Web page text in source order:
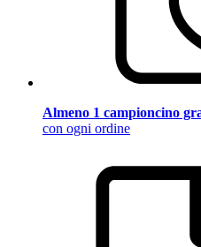
Almeno 1 campioncino
con ogni ordine